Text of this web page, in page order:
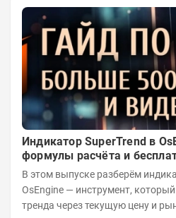
Индикатор SuperTrend в
формулы расчёта и
В этом выпуске разберём
OsEngine — инструмент,
тренда через текущую цену и